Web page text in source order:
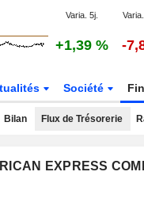
Varia. 5j.
+1,39 % -
Société
Bilan Flux de Trésorerie
EXPRESS